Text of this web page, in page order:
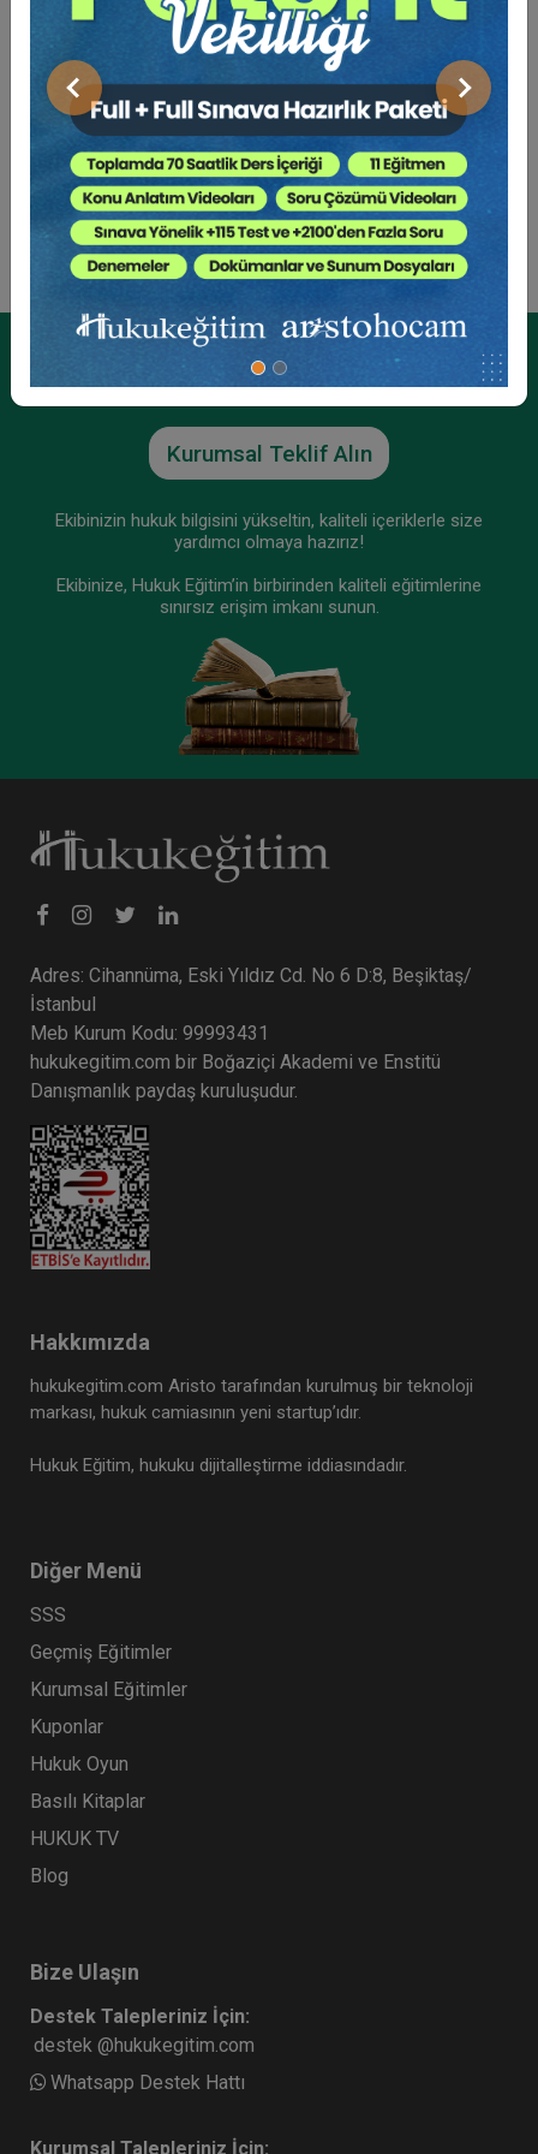
Önceki Sonraki
Av. Bülent MARAKLI
Tıp Hukukunda Tazminat ve Sorumluluk Video
Derneği kurucu ve başkanıdır.
Sosyal Medya
Kurumsal Üyelikler İçin
Kurumsal Teklif Alın
Ekibinizin hukuk bilgisini yükseltin, kaliteli içeriklerle size
yardımcı olmaya hazırız!
Ekibinize, Hukuk Eğitim’in birbirinden kaliteli eğitimlerine
sınırsız erişim imkanı sunun.
Adres: Cihannüma, Eski Yıldız Cd. No 6 D:8, Beşiktaş/
İstanbul
Meb Kurum Kodu: 99993431
hukukegitim.com bir Boğaziçi Akademi ve Enstitü
Danışmanlık paydaş kuruluşudur.
Hakkımızda
hukukegitim.com Aristo tarafından kurulmuş bir teknoloji
markası, hukuk camiasının yeni startup’ıdır.
Hukuk Eğitim, hukuku dijitalleştirme iddiasındadır.
Diğer Menü
SSS
Geçmiş Eğitimler
Kurumsal Eğitimler
Kuponlar
Hukuk Oyun
Basılı Kitaplar
HUKUK TV
Blog
Bize Ulaşın
Destek Talepleriniz İçin:
destek @hukukegitim.com
Whatsapp Destek Hattı
Kurumsal Talepleriniz İçin: